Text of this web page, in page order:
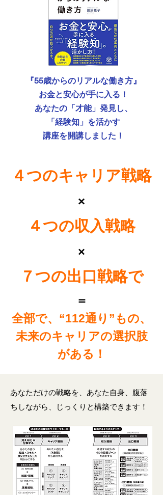
『55歳からのリアルな働き方』
お金と安心が手に入る！
あなたの「才能」発見し、
「経験知」を活かす
講座を開講しました！
４つのキャリア戦略
×
４つの収入戦略
×
７つの出口戦略で
＝
全部で、“112通り”もの、
未来のキャリアの選択肢
がある！
あなただけの戦略を、あなた自身、腹落
ちしながら、じっくりと構築できます！